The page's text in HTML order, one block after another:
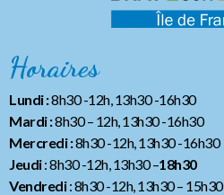
Horaires
Lundi :8h30 -12h, 13h30 -16h30
Mardi :8h30 – 12h, 13h30 -16h30
Mercredi :8h30 -12h, 13h30 -16h30
Jeudi: 8h30 -12h, 13h30 –18h30
Vendredi: 8h30 -12h, 13h30– 15h30